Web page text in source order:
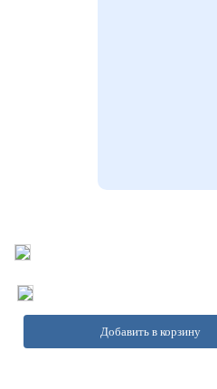
Добавить в корзину